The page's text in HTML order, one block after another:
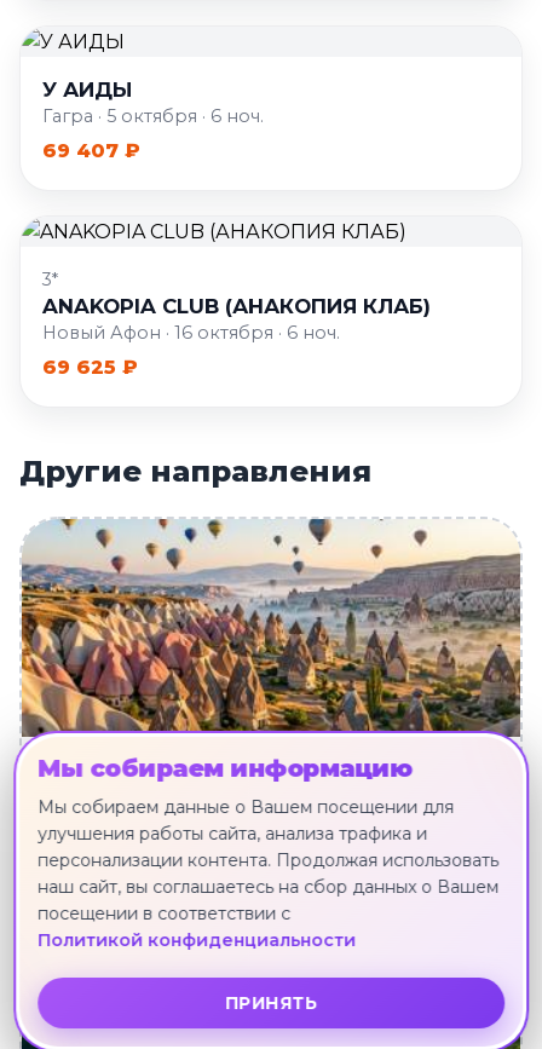
У АИДЫ
Гагра · 5 октября · 6 ноч.
69 407 ₽
3*
ANAKOPIA CLUB (АНАКОПИЯ КЛАБ)
Новый Афон · 16 октября · 6 ноч.
69 625 ₽
Другие направления
ТУРЦИЯ ИЗ КРАСНОЯРСКА
319 туров · от 72 617 ₽
Смотреть туры
Мы собираем информацию
Мы собираем данные о Вашем посещении для
улучшения работы сайта, анализа трафика и
персонализации контента. Продолжая использовать
наш сайт, вы соглашаетесь на сбор данных о Вашем
посещении в соответствии с
Политикой конфиденциальности
ПРИНЯТЬ